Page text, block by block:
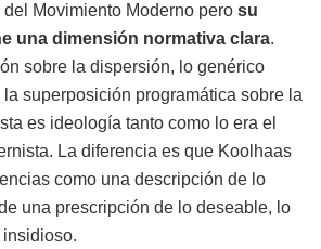
Movimiento Moderno pero su
una dimensión normativa clara.
sobre la dispersión, lo genérico
superposición programática sobre la
es ideología tanto como lo era el
La diferencia es que Koolhaas
como una descripción de lo
una prescripción de lo deseable, lo